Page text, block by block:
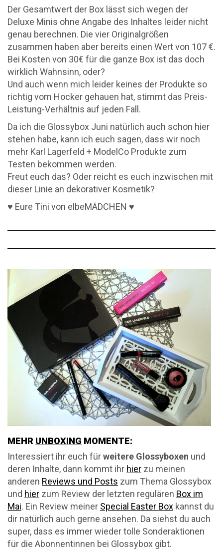
Der Gesamtwert der Box lässt sich wegen der
Deluxe Minis ohne Angabe des Inhaltes leider nicht
genau berechnen. Die vier Originalgrößen
zusammen haben aber bereits einen Wert von 107 €.
Bei Kosten von 30€ für die ganze Box ist das doch
wirklich Wahnsinn, oder?
Und auch wenn mich leider keines der Produkte so
richtig vom Hocker gehauen hat, stimmt das Preis-
Leistung-Verhältnis auf jeden Fall.
Da ich die Glossybox Juni natürlich auch schon hier
stehen habe, kann ich euch sagen, dass wir noch
mehr Karl Lagerfeld + ModelCo Produkte zum
Testen bekommen werden.
Freut euch das? Oder reicht es euch inzwischen mit
dieser Linie an dekorativer Kosmetik?
♥ Eure Tini von elbeMÄDCHEN ♥
MEHR UNBOXING MOMENTE:
Interessiert ihr euch fürweitere Glossyboxen und
deren Inhalte, dann kommt ihr hier zu meinen
anderen Reviews und Posts zum Thema Glossybox
und hier zum Review der letzten regulären Box im
Mai. Ein Review meiner Special Easter Box kannst du
dir natürlich auch gerne ansehen. Da siehst du auch
super, dass es immer wieder tolle Sonderaktionen
für die Abonnentinnen bei Glossybox gibt.